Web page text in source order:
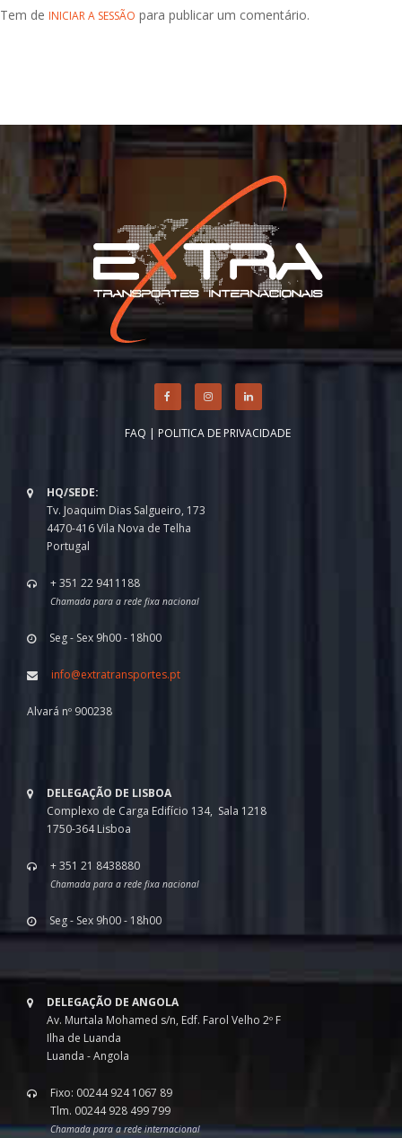
Tem de INICIAR A SESSÃO para publicar um comentário.
FAQ | POLITICA DE PRIVACIDADE
HQ/SEDE:
Tv. Joaquim Dias Salgueiro, 173
4470-416 Vila Nova de Telha
Portugal
+ 351 22 9411188
Chamada para a rede fixa nacional
Seg - Sex 9h00 - 18h00
info@extratransportes.pt
Alvará nº 900238
DELEGAÇÃO DE LISBOA
Complexo de Carga Edifício 134, Sala 1218
1750-364 Lisboa
+ 351 21 8438880
Chamada para a rede fixa nacional
Seg - Sex 9h00 - 18h00
DELEGAÇÃO DE ANGOLA
Av. Murtala Mohamed s/n, Edf. Farol Velho 2º F
Ilha de Luanda
Luanda - Angola
Fixo: 00244 924 1067 89
Tlm. 00244 928 499 799
Chamada para a rede internacional